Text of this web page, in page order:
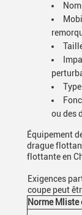
ou des
Équipement
drague
flottante en
Exigences
coupe peut
Norme M liste